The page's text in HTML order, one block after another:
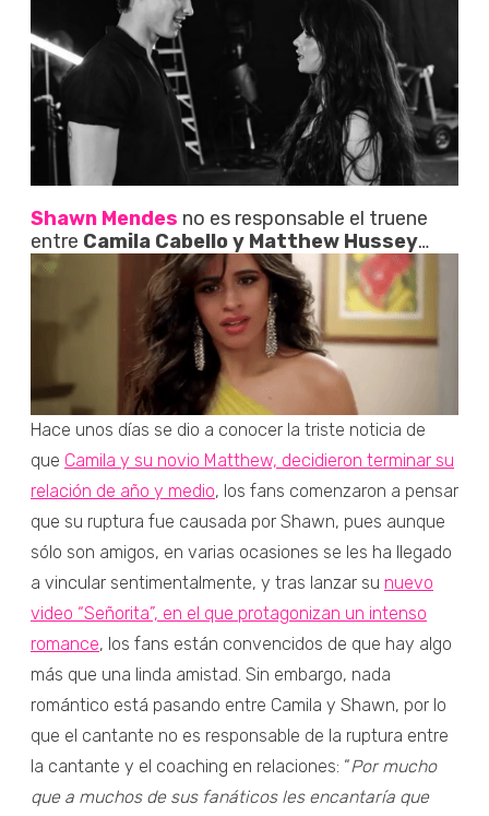
Shawn Mendes no es responsable el truene
entre Camila Cabello y Matthew Hussey…
Hace unos días se dio a conocer la triste noticia de
que Camila y su novio Matthew, decidieron terminar su
relación de año y medio, los fans comenzaron a pensar
que su ruptura fue causada por Shawn, pues aunque
sólo son amigos, en varias ocasiones se les ha llegado
a vincular sentimentalmente, y tras lanzar su nuevo
video “Señorita”, en el que protagonizan un intenso
romance, los fans están convencidos de que hay algo
más que una linda amistad. Sin embargo, nada
romántico está pasando entre Camila y Shawn, por lo
que el cantante no es responsable de la ruptura entre
la cantante y el coaching en relaciones: “Por mucho
que a muchos de sus fanáticos les encantaría que